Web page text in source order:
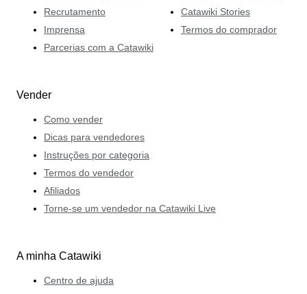
Recrutamento
Imprensa
Parcerias com a Catawiki
Catawiki Stories
Termos do comprador
Vender
Como vender
Dicas para vendedores
Instruções por categoria
Termos do vendedor
Afiliados
Torne-se um vendedor na Catawiki Live
A minha Catawiki
Centro de ajuda